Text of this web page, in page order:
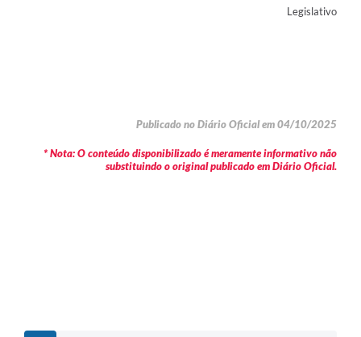
Legislativo
Publicado no Diário Oficial em 04/10/2025
* Nota: O conteúdo disponibilizado é meramente informativo não
substituindo o original publicado em Diário Oficial.